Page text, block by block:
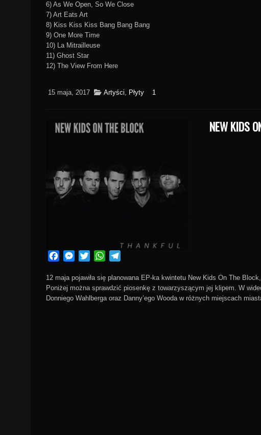
6) As We Open, So We Close
7) Art Eats Art
8) Kiss Kiss Kiss Bang Bang Bang
9) One More Time
10) La Mitrailleuse
11) Ghost Star
12) The View From Here
15 maja, 2017 Artyści, Płyty 1
NEW KIDS
FacebookMessenger
TwitterWhatsApp
12 maja pojawiła się planowana EP-ka kwintetu New Kids On The
Poniżej można sprawdzić piosenkę z towarzyszącym jej klipem. W
Donniego Wahlberga oraz Danny’ego Wooda w różnych miejscach